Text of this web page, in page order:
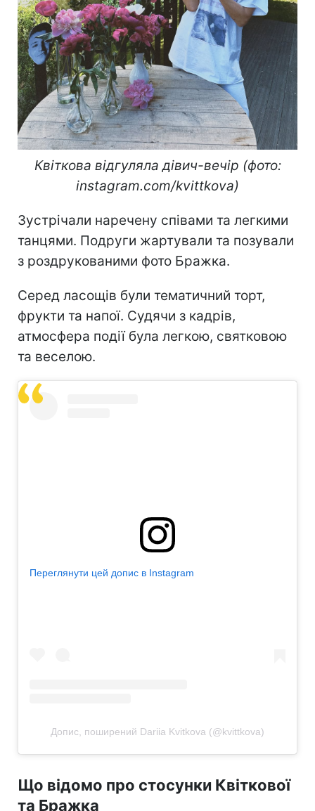
Квіткова відгуляла дівич-вечір (фото:
instagram.com/kvittkova)
Зустрічали наречену співами та легкими
танцями. Подруги жартували та позували
з роздрукованими фото Бражка.
Серед ласощів були тематичний торт,
фрукти та напої. Судячи з кадрів,
атмосфера події була легкою, святковою
та веселою.
Переглянути цей допис в Instagram
Допис, поширений Dariia Kvitkova (@kvittkova)
Що відомо про стосунки Квіткової
та Бражка